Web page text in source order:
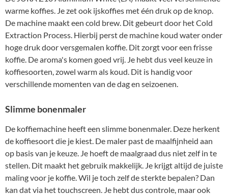
warme koffies. Je zet ook ijskoffies met één druk op de knop.
De machine maakt een cold brew. Dit gebeurt door het Cold
Extraction Process. Hierbij perst de machine koud water onder
hoge druk door versgemalen koffie. Dit zorgt voor een frisse
koffie. De aroma's komen goed vrij. Je hebt dus veel keuze in
koffiesoorten, zowel warm als koud. Dit is handig voor
verschillende momenten van de dag en seizoenen.
Slimme bonenmaler
De koffiemachine heeft een slimme bonenmaler. Deze herkent
de koffiesoort die je kiest. De maler past de maalfijnheid aan
op basis van je keuze. Je hoeft de maalgraad dus niet zelf in te
stellen. Dit maakt het gebruik makkelijk. Je krijgt altijd de juiste
maling voor je koffie. Wil je toch zelf de sterkte bepalen? Dan
kan dat via het touchscreen. Je hebt dus controle, maar ook